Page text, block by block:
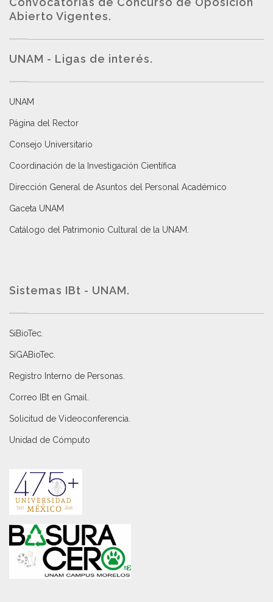
Abierto Vigentes.
UNAM - Ligas de interés.
UNAM
Página del Rector
Consejo Universitario
Coordinación de la Investigación Científica
Dirección General de Asuntos del Personal Académico
Gaceta UNAM
Catálogo del Patrimonio Cultural de la UNAM.
Sistemas IBt - UNAM.
SiBioTec
SiGABioTec.
Registro Interno de Personas
Correo IBt en Gmail
Solicitud de Videoconferencia.
Unidad de Cómputo